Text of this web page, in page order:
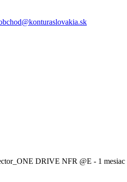
DRIVE NFR @E - 1 mesiac